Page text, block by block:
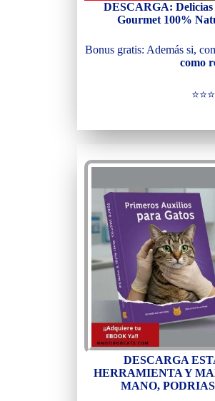
DESCARGA: Delicias
Gourmet 100%
Bonus gratis: Además si,
como
DESCARGA
HERRAMIENTA Y
MANO,